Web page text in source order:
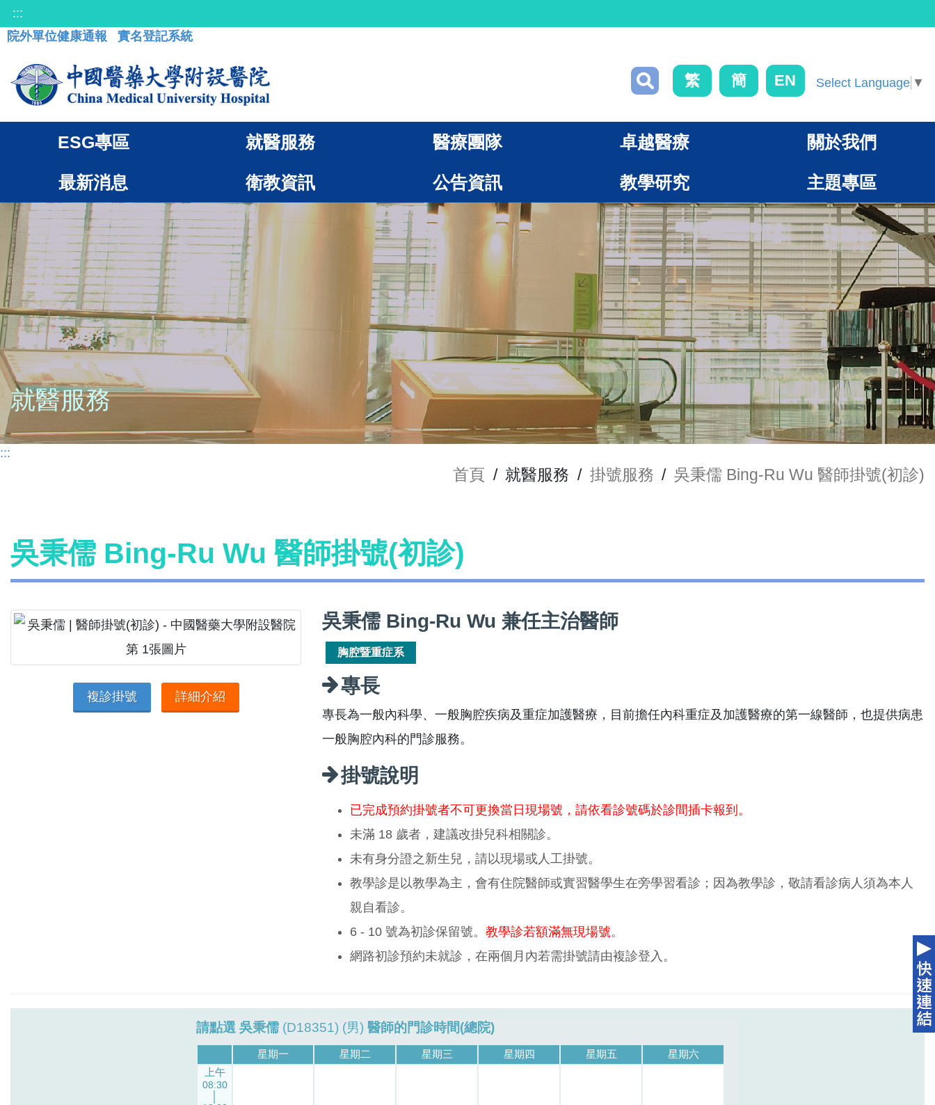
:::
院外單位健康通報
實名登記系統
繁 簡 EN Select Language ▼
ESG專區 就醫服務 醫療團隊 卓越醫療 關於我們
最新消息 衛教資訊 公告資訊 教學研究 主題專區
就醫服務
:::
首頁 / 就醫服務 / 掛號服務 / 吳秉儒 Bing-Ru Wu 醫師掛號(初診)
吳秉儒 Bing-Ru Wu 醫師掛號(初診)
複診掛號 詳細介紹
吳秉儒 Bing-Ru Wu 兼任主治醫師
胸腔暨重症系
專長
專長為一般內科學、一般胸腔疾病及重症加護醫療，目前擔任內科重症及加護醫療的第一線醫師，也提供病患
一般胸腔內科的門診服務。
掛號說明
已完成預約掛號者不可更換當日現場號，請依看診號碼於診間插卡報到。
未滿 18 歲者，建議改掛兒科相關診。
未有身分證之新生兒，請以現場或人工掛號。
教學診是以教學為主，會有住院醫師或實習醫學生在旁學習看診；因為教學診，敬請看診病人須為本人
親自看診。
6 - 10 號為初診保留號。 教學診若額滿無現場號。
網路初診預約未就診，在兩個月內若需掛號請由複診登入。